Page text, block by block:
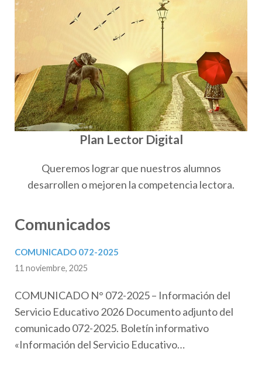
Plan Lector Digital
Queremos lograr que nuestros alumnos
desarrollen o mejoren la competencia lectora.
Comunicados
COMUNICADO 072-2025
11 noviembre, 2025
COMUNICADO N° 072-2025 – Información del
Servicio Educativo 2026 Documento adjunto del
comunicado 072-2025. Boletín informativo
«Información del Servicio Educativo…